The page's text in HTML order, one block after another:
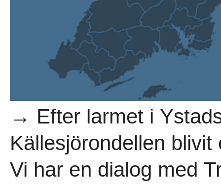
→ Efter larmet i
Källesjörondellen
Vi har en dialog med